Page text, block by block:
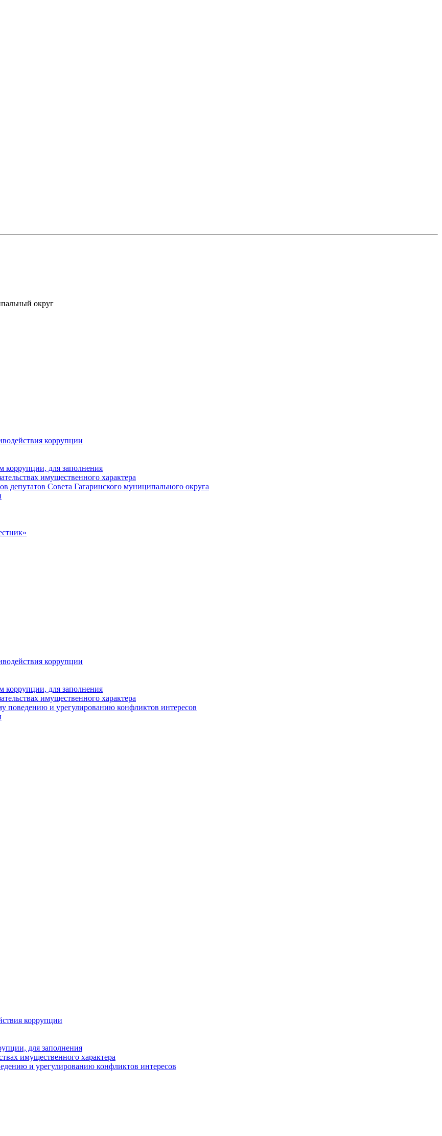
округ
коррупции
коррупции, для заполнения
имущественного характера
депутатов Совета Гагаринского муниципального округа
коррупции
коррупции, для заполнения
имущественного характера
поведению и урегулированию конфликтов интересов
коррупции
для заполнения
имущественного характера
и урегулированию конфликтов интересов